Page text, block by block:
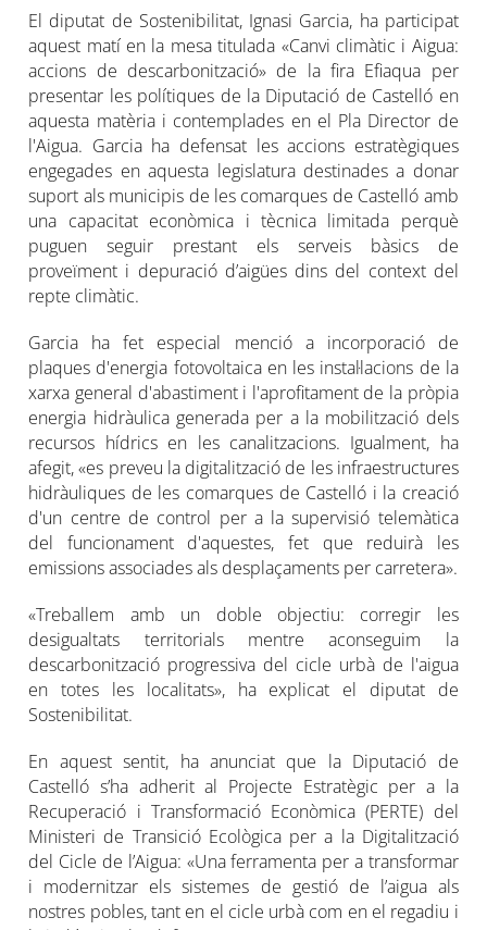
El diputat de Sostenibilitat, Ignasi Garcia, ha participat
aquest matí en la mesa titulada «Canvi climàtic i Aigua:
accions de descarbonització» de la fira Efiaqua per
presentar les polítiques de la Diputació de Castelló en
aquesta matèria i contemplades en el Pla Director de
l'Aigua. Garcia ha defensat les accions estratègiques
engegades en aquesta legislatura destinades a donar
suport als municipis de les comarques de Castelló amb
una capacitat econòmica i tècnica limitada perquè
puguen seguir prestant els serveis bàsics de
proveïment i depuració d’aigües dins del context del
repte climàtic.
Garcia ha fet especial menció a incorporació de
plaques d'energia fotovoltaica en les instal·lacions de la
xarxa general d'abastiment i l'aprofitament de la pròpia
energia hidràulica generada per a la mobilització dels
recursos hídrics en les canalitzacions. Igualment, ha
afegit, «es preveu la digitalització de les infraestructures
hidràuliques de les comarques de Castelló i la creació
d'un centre de control per a la supervisió telemàtica
del funcionament d'aquestes, fet que reduirà les
emissions associades als desplaçaments per carretera».
«Treballem amb un doble objectiu: corregir les
desigualtats territorials mentre aconseguim la
descarbonització progressiva del cicle urbà de l'aigua
en totes les localitats», ha explicat el diputat de
Sostenibilitat.
En aquest sentit, ha anunciat que la Diputació de
Castelló s’ha adherit al Projecte Estratègic per a la
Recuperació i Transformació Econòmica (PERTE) del
Ministeri de Transició Ecològica per a la Digitalització
del Cicle de l’Aigua: «Una ferramenta per a transformar
i modernitzar els sistemes de gestió de l’aigua als
nostres pobles, tant en el cicle urbà com en el regadiu i